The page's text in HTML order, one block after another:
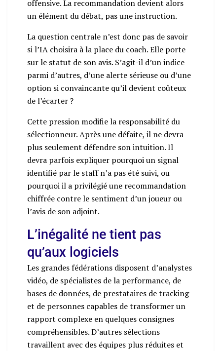
offensive. La recommandation devient alors
un élément du débat, pas une instruction.
La question centrale n’est donc pas de savoir
si l’IA choisira à la place du coach. Elle porte
sur le statut de son avis. S’agit-il d’un indice
parmi d’autres, d’une alerte sérieuse ou d’une
option si convaincante qu’il devient coûteux
de l’écarter ?
Cette pression modifie la responsabilité du
sélectionneur. Après une défaite, il ne devra
plus seulement défendre son intuition. Il
devra parfois expliquer pourquoi un signal
identifié par le staff n’a pas été suivi, ou
pourquoi il a privilégié une recommandation
chiffrée contre le sentiment d’un joueur ou
l’avis de son adjoint.
L’inégalité ne tient pas
qu’aux logiciels
Les grandes fédérations disposent d’analystes
vidéo, de spécialistes de la performance, de
bases de données, de prestataires de tracking
et de personnes capables de transformer un
rapport complexe en quelques consignes
compréhensibles. D’autres sélections
travaillent avec des équipes plus réduites et